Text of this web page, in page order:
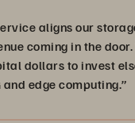
aligns our
coming in the door.
dollars to invest
edge computing.”